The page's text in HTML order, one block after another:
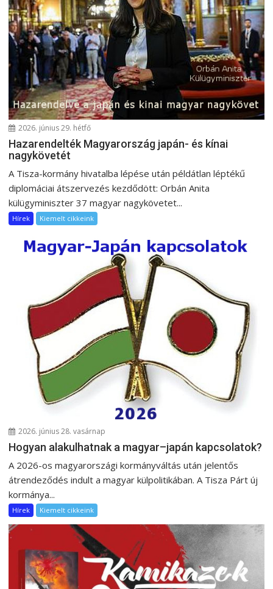
v
i
g
á
ó
2026. június 29. hétfő
Hazarendelték Magyarország japán- és kínai
nagykövetét
A Tisza-kormány hivatalba lépése után példátlan léptékű
diplomáciai átszervezés kezdődött: Orbán Anita
külügyminiszter 37 magyar nagykövetet...
Hírek Kiemelt cikkeink
2026. június 28. vasárnap
Hogyan alakulhatnak a magyar–japán kapcsolatok?
A 2026-os magyarországi kormányváltás után jelentős
átrendeződés indult a magyar külpolitikában. A Tisza Párt új
kormánya...
Hírek Kiemelt cikkeink